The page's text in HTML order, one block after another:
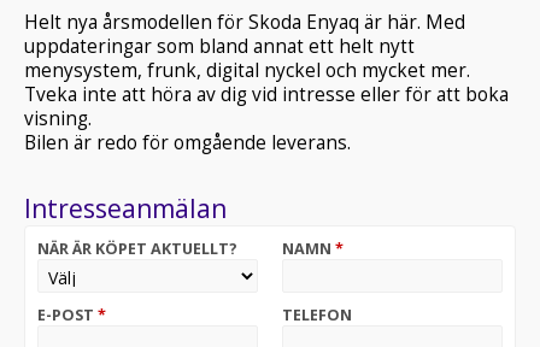
Helt nya årsmodellen för Skoda Enyaq är här. Med
uppdateringar som bland annat ett helt nytt
menysystem, frunk, digital nyckel och mycket mer.
Tveka inte att höra av dig vid intresse eller för att boka
visning.
Bilen är redo för omgående leverans.
Intresseanmälan
NÄR ÄR KÖPET AKTUELLT? NAMN *
E-POST * TELEFON